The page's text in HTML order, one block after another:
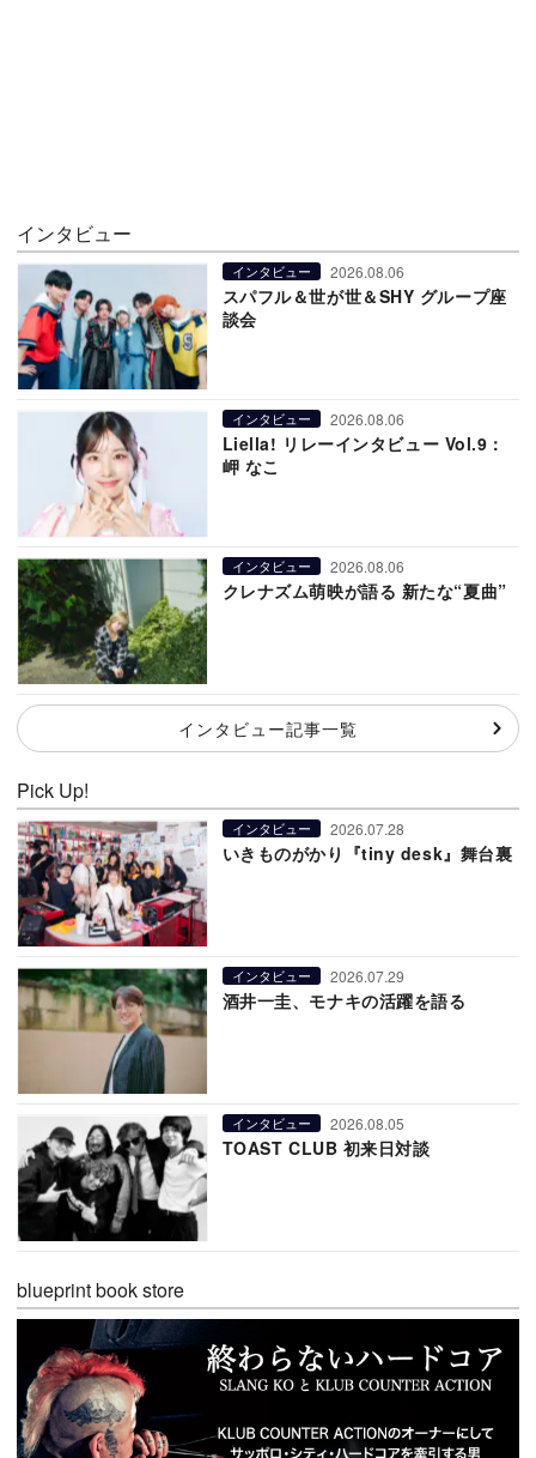
インタビュー
インタビュー 2026.08.06
スパフル＆世が世＆SHY グループ座
談会
インタビュー 2026.08.06
Liella! リレーインタビュー Vol.9：
岬 なこ
インタビュー 2026.08.06
クレナズム萌映が語る 新たな“夏曲”
インタビュー記事一覧
Pick Up!
インタビュー 2026.07.28
いきものがかり『tiny desk』舞台裏
インタビュー 2026.07.29
酒井一圭、モナキの活躍を語る
インタビュー 2026.08.05
TOAST CLUB 初来日対談
blueprint book store